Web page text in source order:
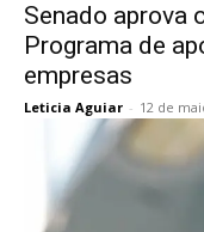
Senado aprova
Programa de
empresas
Leticia Aguiar - 12 de